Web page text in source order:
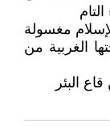
مغسولة
الغربية من
البئر